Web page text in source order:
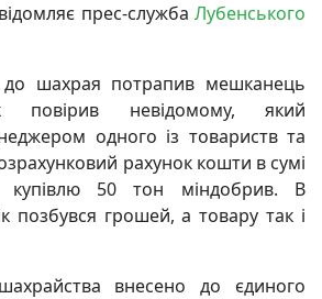
прес-служба Лубенського
шахрая потрапив мешканець
повірив невідомому, який
одного із товариств та
рахунок кошти в сумі
купівлю 50 тон міндобрив. В
позбувся грошей, а товару так і
внесено до єдиного